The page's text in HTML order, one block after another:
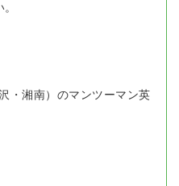
・湘南）のマンツーマン英